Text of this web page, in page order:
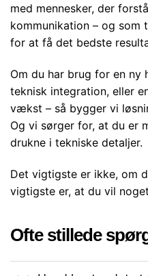
med mennesker, der
kommunikation – og som
for at få det bedste
Om du har brug for en ny
teknisk integration, eller
vækst – så bygger vi
Og vi sørger for, at du er
drukne i tekniske detaljer.
Det vigtigste er ikke, om
vigtigste er, at du vil
Ofte stillede